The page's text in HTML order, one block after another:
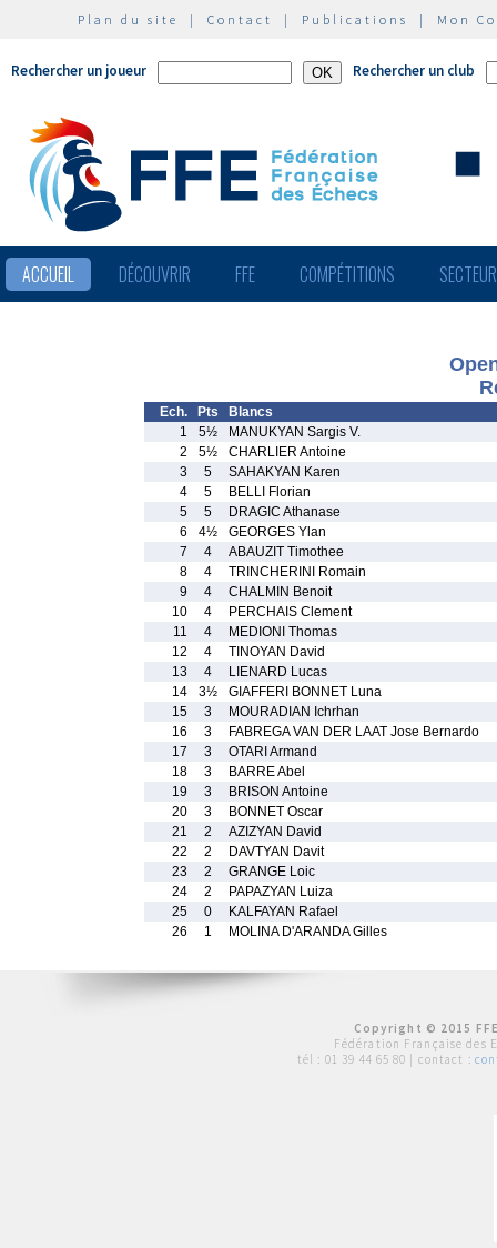
Plan du site | Contact | Publications | Mon
Rechercher un joueur Rechercher un club
ACCUEIL DÉCOUVRIR FFE COMPÉTITIONS
Ech. Pts
Blancs
1
5½
MANUKYAN Sargis V.
2
5½
CHARLIER Antoine
3
5
SAHAKYAN Karen
4
5
BELLI Florian
5
5
DRAGIC Athanase
6
4½
GEORGES Ylan
7
4
ABAUZIT Timothee
8
4
TRINCHERINI Romain
9
4
CHALMIN Benoit
10
4
PERCHAIS Clement
11
4
MEDIONI Thomas
12
4
TINOYAN David
13
4
LIENARD Lucas
14
3½
GIAFFERI BONNET Luna
15
3
MOURADIAN Ichrhan
16
3
FABREGA VAN DER LAAT Jose Bernardo
17
3
OTARI Armand
18
3
BARRE Abel
19
3
BRISON Antoine
20
3
BONNET Oscar
21
2
AZIZYAN David
22
2
DAVTYAN Davit
23
2
GRANGE Loic
24
2
PAPAZYAN Luiza
25
0
KALFAYAN Rafael
26
1 MOLINA D'ARANDA Gilles
Copyright © 2015
Fédération Française des
tél : 01 39 44 65 80 | contact :